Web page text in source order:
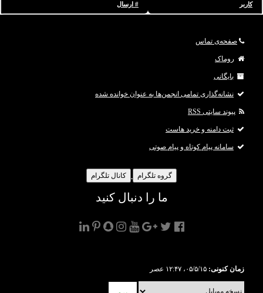
کاربر # ارسال
صفحه‌ی تماس
روماک
بایگانی
نشانه‌گذاری تمامی انجمن‌ها به عنوان خوانده شده
پیوند سایتی RSS
ثبت دامنه و خرید هاست
سامانه پیام کوتاه و پیام صوتی
گروه تلگرام کانال تلگرام
ما را دنبال کنید
زمان کنونی: ۰۵/۵/۱۵، ۱۲:۴۷ عصر